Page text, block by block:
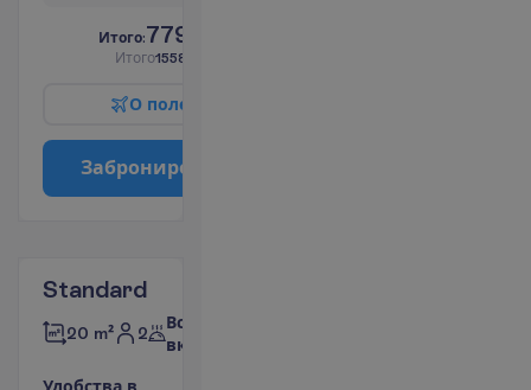
Итого:779.00
Итого1558.00
О поле
Заброниро
Standard
20 m² 2
Все
включено
Удобства в